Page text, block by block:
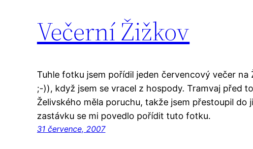
Večerní Žižkov
Tuhle fotku jsem pořídil jeden červen​cový večer na
;-)), když jsem se vracel z hospody. Tramvaj před
Želivského měla poruchu, takže jsem přestoupil do
zastávku se mi povedlo pořídit tuto fotku.
31 července, 2007